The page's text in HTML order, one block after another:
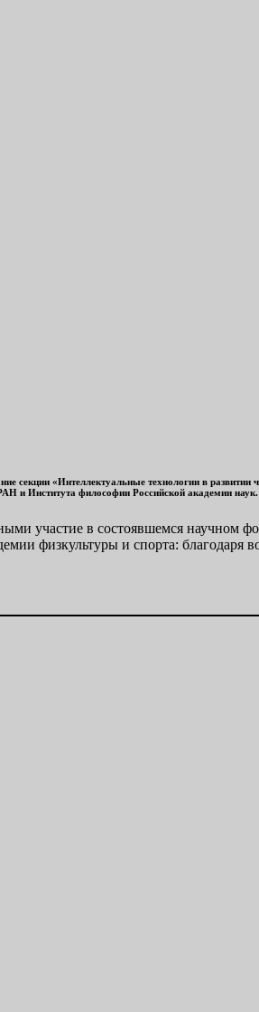
секции «Интеллектуальные технологии в
и Института философии Российской академии наук.
участие в состоявшемся научном
физкультуры и спорта: благодаря